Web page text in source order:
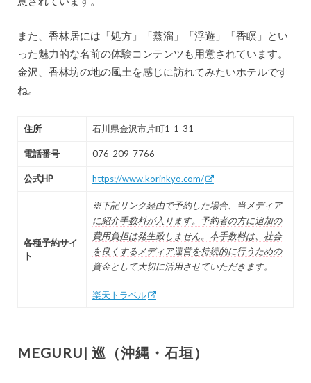
また、香林居には「処方」「蒸溜」「浮遊」「香瞑」とい
った魅力的な名前の体験コンテンツも用意されています。
金沢、香林坊の地の風土を感じに訪れてみたいホテルです
ね。
住所 石川県金沢市片町1-1-31
電話番号 076-209-7766
公式HP https://www.korinkyo.com/
各種予約サイ
ト
※下記リンク経由で予約した場合、当メディア
に紹介手数料が入ります。予約者の方に追加の
費用負担は発生致しません。本手数料は、社会
を良くするメディア運営を持続的に行うための
資金として大切に活用させていただきます。
楽天トラベル
MEGURU| 巡（沖縄・石垣）